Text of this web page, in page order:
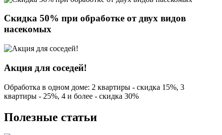
Скидка 50% при обработке от двух видов
насекомых
Акция для соседей!
Обработка в одном доме: 2 квартиры - скидка 15%, 3
квартиры - 25%, 4 и более - скидка 30%
Полезные статьи